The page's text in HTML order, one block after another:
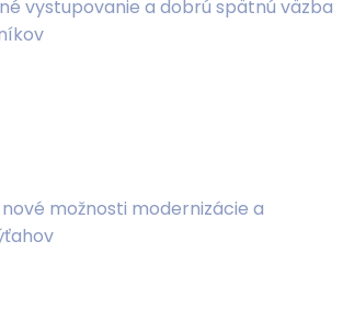
vystupovanie a dobrú spätnú väzba
možnosti modernizácie a